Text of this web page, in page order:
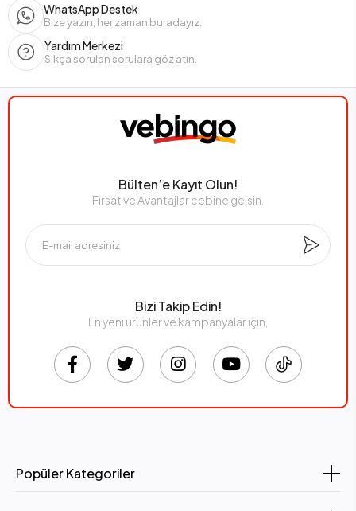
WhatsApp Destek
Bize yazın, her zaman buradayız.
Yardım Merkezi
Sıkça sorulan sorulara göz atın.
Bülten’e Kayıt Olun!
Fırsat ve Avantajlar cebine gelsin.
Bizi Takip Edin!
En yeni ürünler ve kampanyalar için,
Popüler Kategoriler